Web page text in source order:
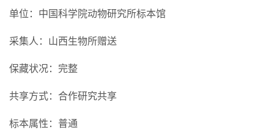
单位：中国科学院动物研究所标本馆
采集人：山西生物所赠送
保藏状况：完整
共享方式：合作研究共享
标本属性：普通